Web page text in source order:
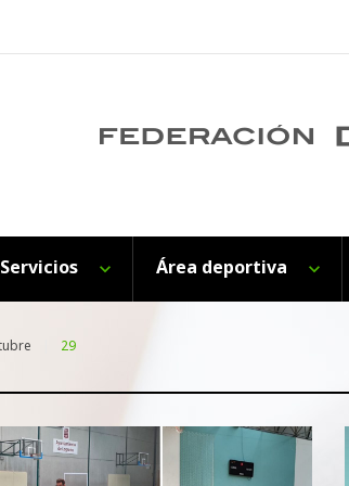
Servicios Área deportiva
29